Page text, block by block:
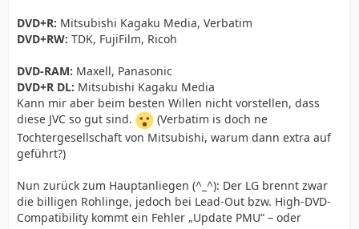
DVD+R: Mitsubishi Kagaku Media, Verbatim
DVD+RW: TDK, FujiFilm, Ricoh
DVD-RAM: Maxell, Panasonic
DVD+R DL: Mitsubishi Kagaku Media
Kann mir aber beim besten Willen nicht vorstellen, dass
diese JVC so gut sind.
(Verbatim is doch ne
Tochtergesellschaft von Mitsubishi, warum dann extra auf
geführt?)
Nun zurück zum Hauptanliegen (^_^): Der LG brennt zwar
die billigen Rohlinge, jedoch bei Lead-Out bzw. High-DVD-
Compatibility kommt ein Fehler „Update PMU“ – oder